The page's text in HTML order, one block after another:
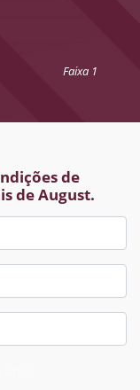
Faixa 1
de
de August.